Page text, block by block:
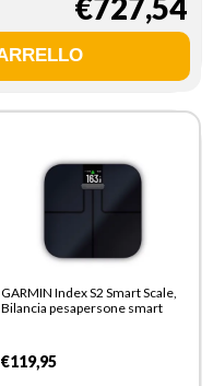
€727,54
GARMIN Index S2 Smart Scale,
Bilancia pesapersone smart
€119,95